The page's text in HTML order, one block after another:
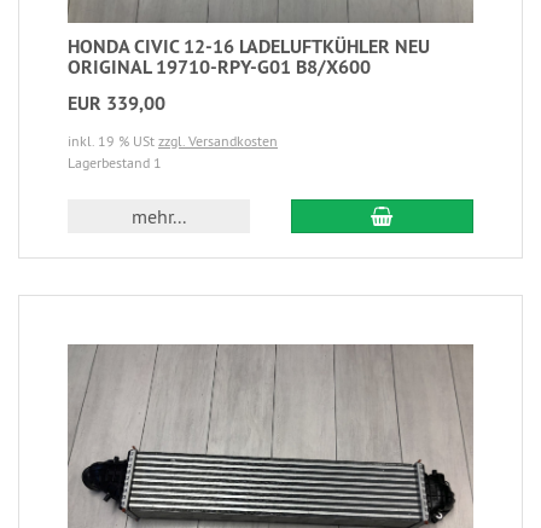
HONDA CIVIC 12-16 LADELUFTKÜHLER NEU
ORIGINAL 19710-RPY-G01 B8/X600
EUR 339,00
inkl. 19 % USt zzgl. Versandkosten
Lagerbestand 1
mehr...